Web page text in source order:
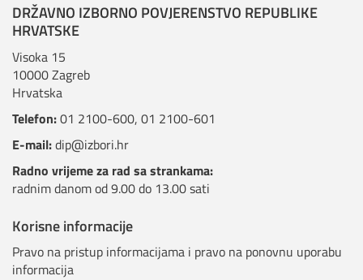
DRŽAVNO IZBORNO POVJERENSTVO REPUBLIKE
HRVATSKE
Visoka 15
10000 Zagreb
Hrvatska
Telefon:01 2100-600, 01 2100-601
E-mail:dip@izbori.hr
Radno vrijeme za rad sa strankama:
radnim danom od 9.00 do 13.00 sati
Korisne informacije
Pravo na pristup informacijama i pravo na ponovnu uporabu
informacija